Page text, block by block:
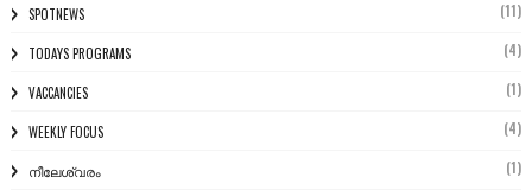
SPOTNEWS (11)
TODAYS PROGRAMS (4)
VACCANCIES (1)
WEEKLY FOCUS (4)
നീലേശ്വരം (1)